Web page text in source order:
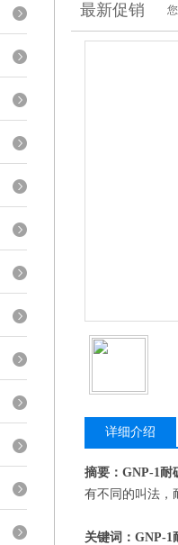
最新促销
详细介绍
摘要：GNP-1耐
有不同的叫法，
关键词：GNP-1